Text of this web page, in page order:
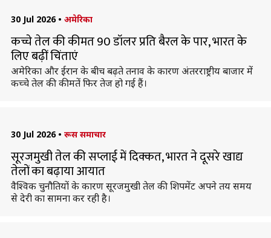
30 Jul 2026 • अमेरिका
कच्चे तेल की कीमत 90 डॉलर प्रति बैरल के पार, भारत के
लिए बढ़ीं चिंताएं
अमेरिका और ईरान के बीच बढ़ते तनाव के कारण अंतरराष्ट्रीय बाजार में
कच्चे तेल की कीमतें फिर तेज हो गई हैं।
30 Jul 2026 • रूस समाचार
सूरजमुखी तेल की सप्लाई में दिक्कत, भारत ने दूसरे खाद्य
तेलों का बढ़ाया आयात
वैश्विक चुनौतियों के कारण सूरजमुखी तेल की शिपमेंट अपने तय समय
से देरी का सामना कर रही है।